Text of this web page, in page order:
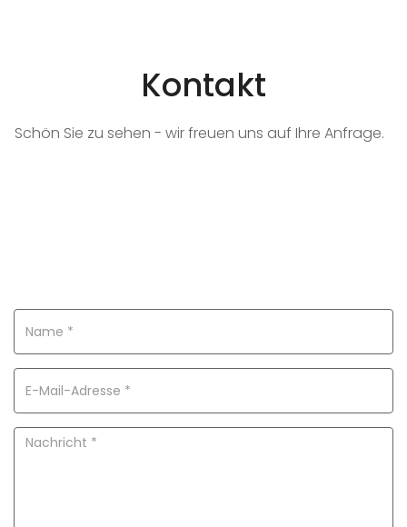
Kontakt
Schön Sie zu sehen - wir freuen uns auf Ihre Anfrage.